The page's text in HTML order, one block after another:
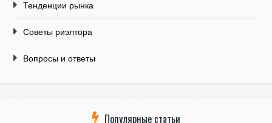
Тенденции рынка
Советы риэлтора
Вопросы и ответы
Популярные статьи